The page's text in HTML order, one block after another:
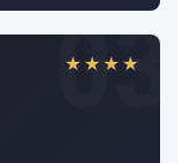
03
★★★★